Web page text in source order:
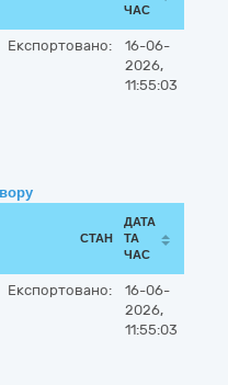
ЧАС
Експортовано:
16-06-
2026,
11:55:03
СТАН
ДАТА
ТА
ЧАС
Експортовано:
16-06-
2026,
11:55:03